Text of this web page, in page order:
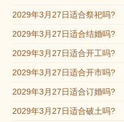
2029年3月27日适合祭祀吗?
2029年3月27日适合结婚吗?
2029年3月27日适合开工吗?
2029年3月27日适合开市吗?
2029年3月27日适合订婚吗?
2029年3月27日适合破土吗?